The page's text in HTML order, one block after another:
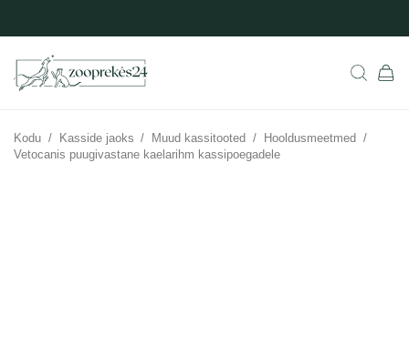
Kodu / Kasside jaoks / Muud kassitooted / Hooldusmeetmed /
Vetocanis puugivastane kaelarihm kassipoegadele